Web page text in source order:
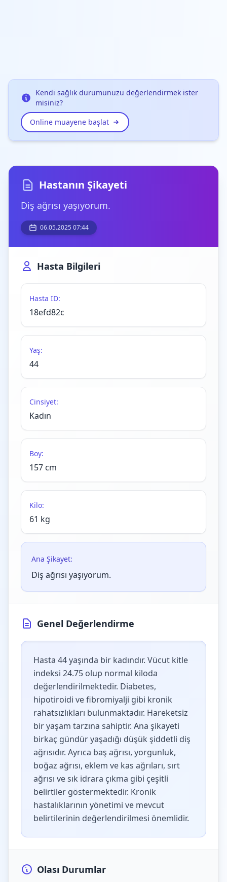
Kendi sağlık durumunuzu değerlendirmek ister
misiniz?
Online muayene başlat
Hastanın Şikayeti
Diş ağrısı yaşıyorum.
06.05.2025 07:44
Hasta Bilgileri
Hasta ID:
18efd82c
Yaş:
44
Cinsiyet:
Kadın
Boy:
157 cm
Kilo:
61 kg
Ana Şikayet:
Diş ağrısı yaşıyorum.
Genel Değerlendirme
Hasta 44 yaşında bir kadındır. Vücut kitle
indeksi 24.75 olup normal kiloda
değerlendirilmektedir. Diabetes,
hipotiroidi ve fibromiyalji gibi kronik
rahatsızlıkları bulunmaktadır. Hareketsiz
bir yaşam tarzına sahiptir. Ana şikayeti
birkaç gündür yaşadığı düşük şiddetli diş
ağrısıdır. Ayrıca baş ağrısı, yorgunluk,
boğaz ağrısı, eklem ve kas ağrıları, sırt
ağrısı ve sık idrara çıkma gibi çeşitli
belirtiler göstermektedir. Kronik
hastalıklarının yönetimi ve mevcut
belirtilerinin değerlendirilmesi önemlidir.
Olası Durumlar